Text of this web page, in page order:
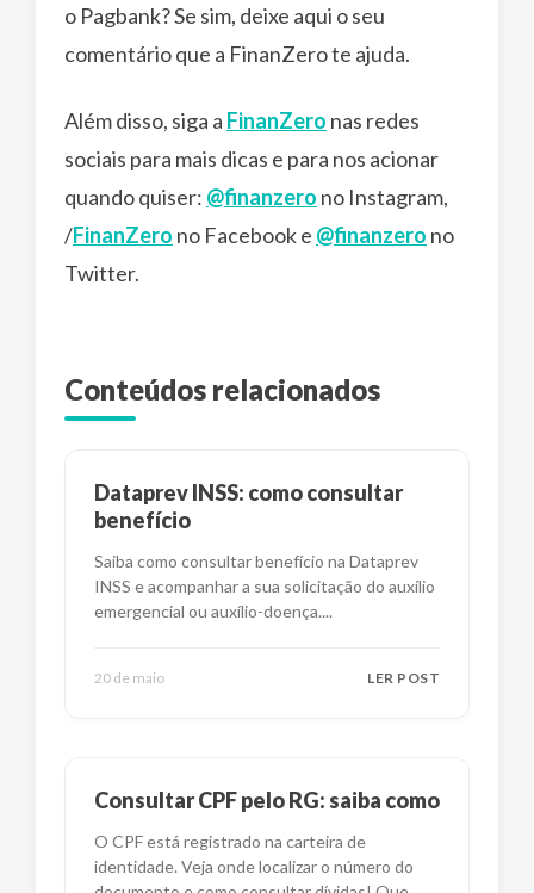
o Pagbank? Se sim, deixe aqui o seu
comentário que a FinanZero te ajuda.
Além disso, siga a FinanZero nas redes
sociais para mais dicas e para nos acionar
quando quiser: @finanzero no Instagram,
/FinanZero no Facebook e @finanzero no
Twitter.
Conteúdos relacionados
Dataprev INSS: como consultar
benefício
Saiba como consultar benefício na Dataprev
INSS e acompanhar a sua solicitação do auxílio
emergencial ou auxílio-doença....
20 de maio LER POST
Consultar CPF pelo RG: saiba como
O CPF está registrado na carteira de
identidade. Veja onde localizar o número do